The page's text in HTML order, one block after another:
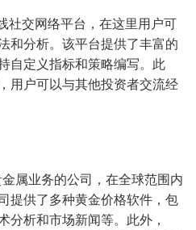
社交网络平台，在这里用户可
和分析。该平台提供了丰富的
自定义指标和策略编写。此
用户可以与其他投资者交流经
属业务的公司，在全球范围内
提供了多种黄金价格软件，包
分析和市场新闻等。此外，